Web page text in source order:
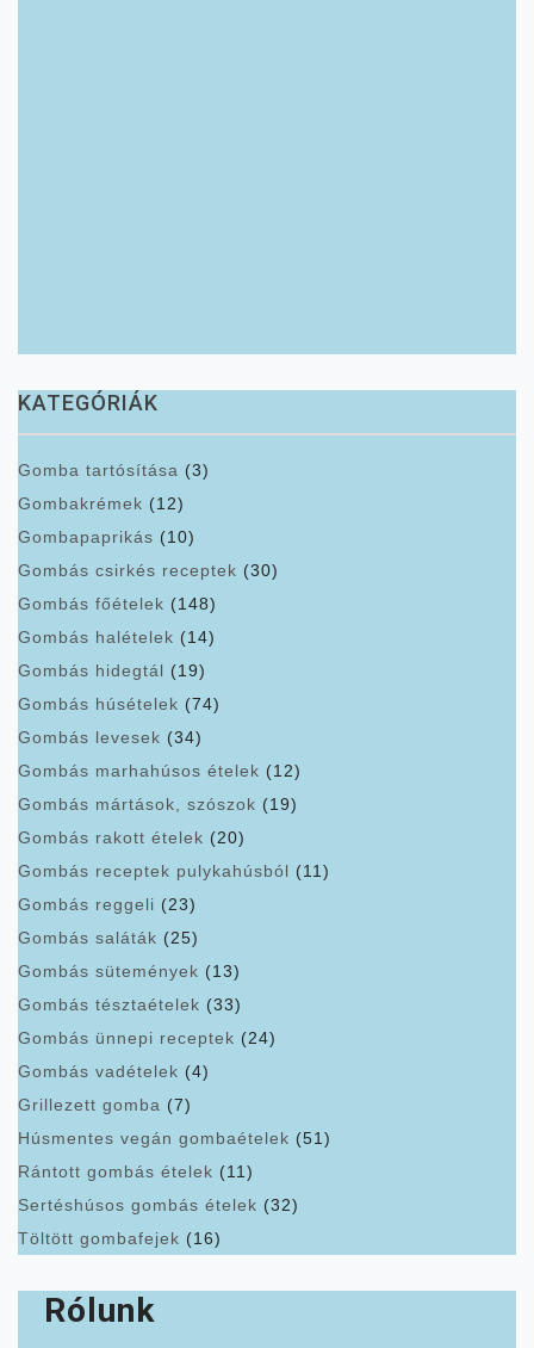
KATEGÓRIÁK
Gomba tartósítása (3)
Gombakrémek (12)
Gombapaprikás (10)
Gombás csirkés receptek (30)
Gombás főételek (148)
Gombás halételek (14)
Gombás hidegtál (19)
Gombás húsételek (74)
Gombás levesek (34)
Gombás marhahúsos ételek (12)
Gombás mártások, szószok (19)
Gombás rakott ételek (20)
Gombás receptek pulykahúsból (11)
Gombás reggeli (23)
Gombás saláták (25)
Gombás sütemények (13)
Gombás tésztaételek (33)
Gombás ünnepi receptek (24)
Gombás vadételek (4)
Grillezett gomba (7)
Húsmentes vegán gombaételek (51)
Rántott gombás ételek (11)
Sertéshúsos gombás ételek (32)
Töltött gombafejek (16)
Rólunk